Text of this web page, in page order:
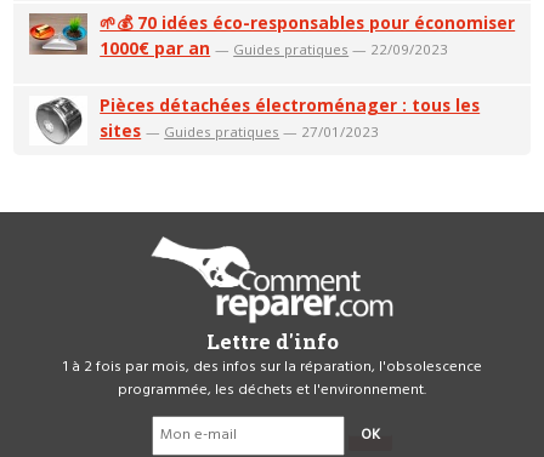
🌱💰 70 idées éco-responsables pour économiser
1000€ par an — Guides pratiques — 22/09/2023
Pièces détachées électroménager : tous les
sites — Guides pratiques — 27/01/2023
Lettre d'info
1 à 2 fois par mois, des infos sur la réparation, l'obsolescence
programmée, les déchets et l'environnement.
OK